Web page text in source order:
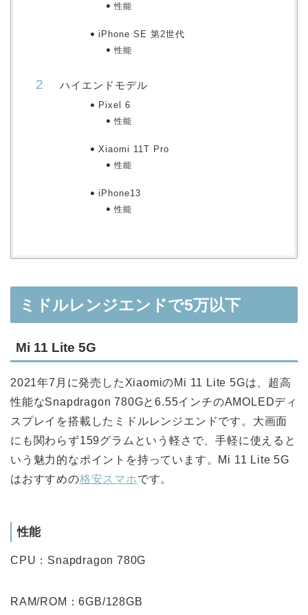
性能
iPhone SE 第2世代
性能
ハイエンドモデル
Pixel 6
性能
Xiaomi 11T Pro
性能
iPhone13
性能
ミドルレンジエンドで5万以下
Mi 11 Lite 5G
2021年7月に発売したXiaomiのMi 11 Lite 5Gは、超高
性能なSnapdragon 780Gと6.55インチのAMOLEDディ
スプレイを搭載したミドルレンジエンドです。大画面
にも関わらず159グラムという軽さで、手軽に使えると
いう魅力的なポイントを持っています。Mi 11 Lite 5G
はおすすめの格安スマホです。
性能
CPU：Snapdragon 780G
RAM/ROM：6GB/128GB